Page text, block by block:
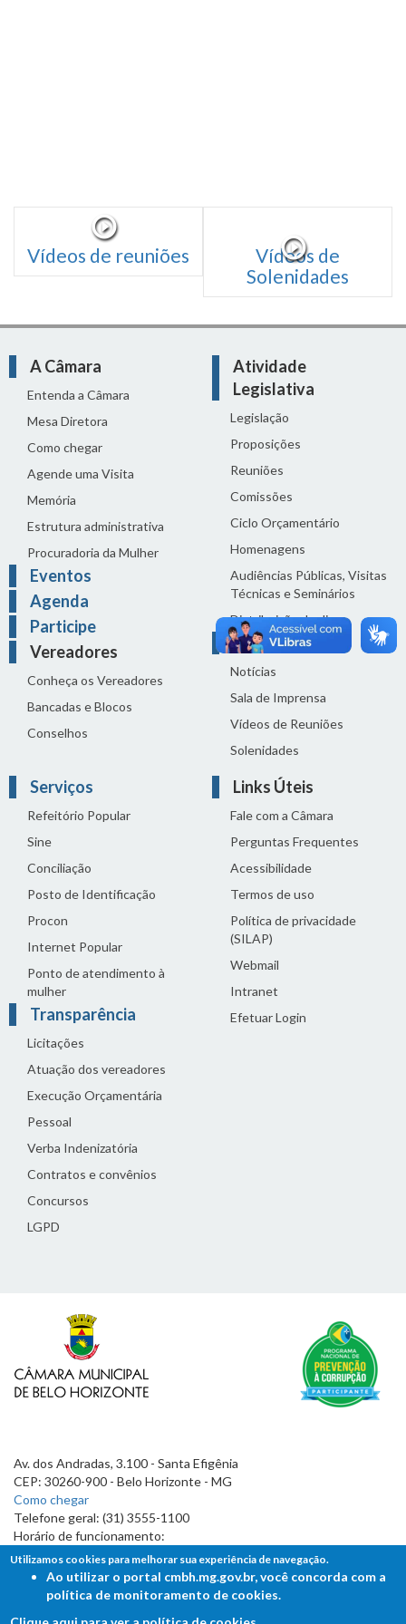
Vídeos de reuniões
Vídeos de
Solenidades
A Câmara
Entenda a Câmara
Mesa Diretora
Como chegar
Agende uma Visita
Memória
Estrutura administrativa
Procuradoria da Mulher
Eventos
Agenda
Participe
Vereadores
Conheça os Vereadores
Bancadas e Blocos
Conselhos
Atividade
Legislativa
Legislação
Proposições
Reuniões
Comissões
Ciclo Orçamentário
Homenagens
Audiências Públicas, Visitas
Técnicas e Seminários
Distribuição do dia
Comunicação
Notícias
Sala de Imprensa
Vídeos de Reuniões
Solenidades
Serviços
Refeitório Popular
Sine
Conciliação
Posto de Identificação
Procon
Internet Popular
Ponto de atendimento à
mulher
Transparência
Licitações
Atuação dos vereadores
Execução Orçamentária
Pessoal
Verba Indenizatória
Contratos e convênios
Concursos
LGPD
Links Úteis
Fale com a Câmara
Perguntas Frequentes
Acessibilidade
Termos de uso
Política de privacidade
(SILAP)
Webmail
Intranet
Efetuar Login
Av. dos Andradas, 3.100 - Santa Efigênia
CEP: 30260-900 - Belo Horizonte - MG
Como chegar
Telefone geral: (31) 3555-1100
Horário de funcionamento:
7h às 19h
Utilizamos cookies para melhorar sua experiência de navegação.
Ao utilizar o portal cmbh.mg.gov.br, você concorda com a
política de monitoramento de cookies.